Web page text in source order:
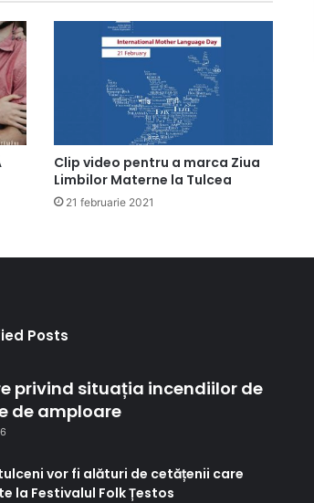
Clip video pentru a marca Ziua
Limbilor Materne la Tulcea
21 februarie 2021
Posts
privind situația incendiilor de
de amploare
vor fi alături de cetățenii care
la Festivalul Folk Țestos